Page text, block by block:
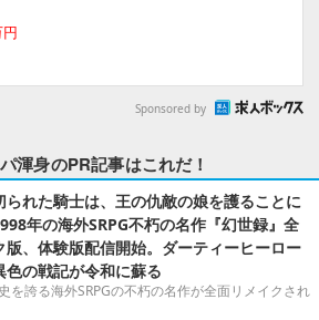
Sponsored by
渾身のPR記事はこれだ！
られた騎士は、王の仇敵の娘を護ることに
年の海外SRPG不朽の名作『幻世録』全
版、体験版配信開始。ダーティーヒーロー
色の戦記が令和に蘇る
を誇る海外SRPGの不朽の名作が全面リメイクされ